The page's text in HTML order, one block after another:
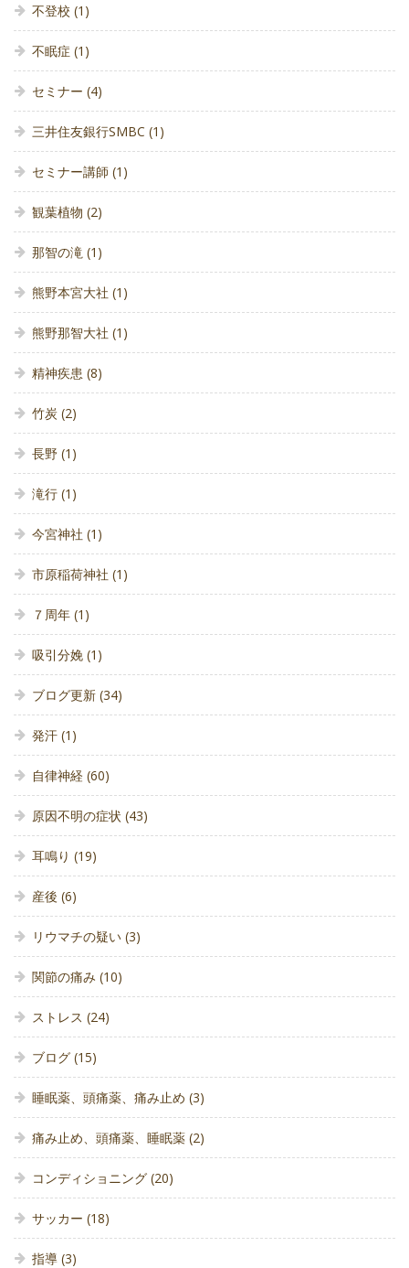
不登校 (1)
不眠症 (1)
セミナー (4)
三井住友銀行SMBC (1)
セミナー講師 (1)
観葉植物 (2)
那智の滝 (1)
熊野本宮大社 (1)
熊野那智大社 (1)
精神疾患 (8)
竹炭 (2)
長野 (1)
滝行 (1)
今宮神社 (1)
市原稲荷神社 (1)
７周年 (1)
吸引分娩 (1)
ブログ更新 (34)
発汗 (1)
自律神経 (60)
原因不明の症状 (43)
耳鳴り (19)
産後 (6)
リウマチの疑い (3)
関節の痛み (10)
ストレス (24)
ブログ (15)
睡眠薬、頭痛薬、痛み止め (3)
痛み止め、頭痛薬、睡眠薬 (2)
コンディショニング (20)
サッカー (18)
指導 (3)